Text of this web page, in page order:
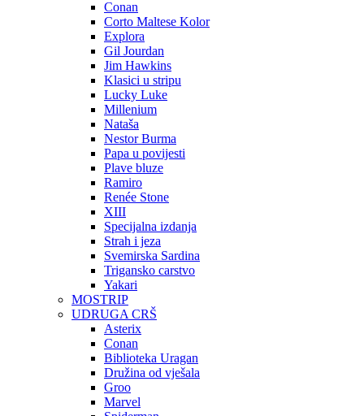
Conan
Corto Maltese Kolor
Explora
Gil Jourdan
Jim Hawkins
Klasici u stripu
Lucky Luke
Millenium
Nataša
Nestor Burma
Papa u povijesti
Plave bluze
Ramiro
Renée Stone
XIII
Specijalna izdanja
Strah i jeza
Svemirska Sardina
Trigansko carstvo
Yakari
MOSTRIP
UDRUGA CRŠ
Asterix
Conan
Biblioteka Uragan
Družina od vješala
Groo
Marvel